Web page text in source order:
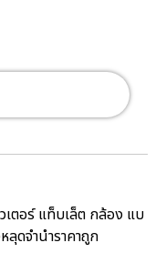
ตอร์ แท็บเล็ต กล้อง แบ
ลุดจำนำราคาถูก